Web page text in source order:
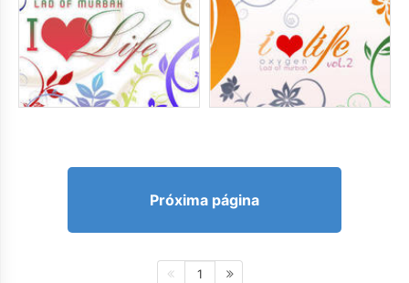
Próxima página
1